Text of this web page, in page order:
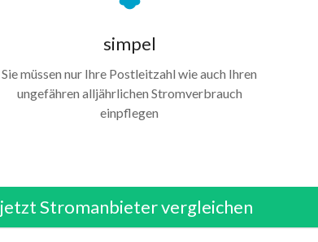
simpel
Sie müssen nur Ihre Postleitzahl wie auch Ihren
ungefähren alljährlichen Stromverbrauch
einpflegen
jetzt Stromanbieter vergleichen